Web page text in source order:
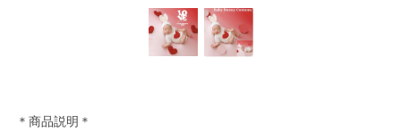
＊商品説明＊